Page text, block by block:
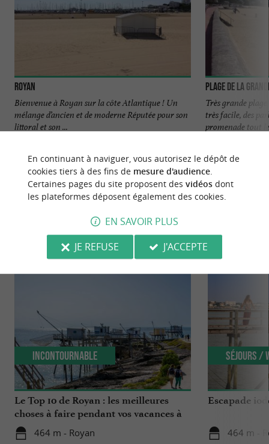
Royan
Bienvenue à Royan sur la côte Atlantique ! Un
mélange d’ancien et de moderne Réputée pour son
littoral et son ...
Plage de la
Très grande
très facile, des
promenade tout
NOUS AVONS TESTÉ POUR VOUS
Le Top 10 de Royan : les meilleures
choses à faire pendant vos vacances à
Royan !
464 m - Royan
Incontournable
Escapade
464 m -
Séjours /
En continuant à naviguer, vous autorisez le dépôt de
cookies tiers à des fins de mesure d'audience.
Certaines pages du site proposent des vidéosdont
les plateformes déposent également des cookies.
EN SAVOIR PLUS
JE REFUSE
J'ACCEPTE